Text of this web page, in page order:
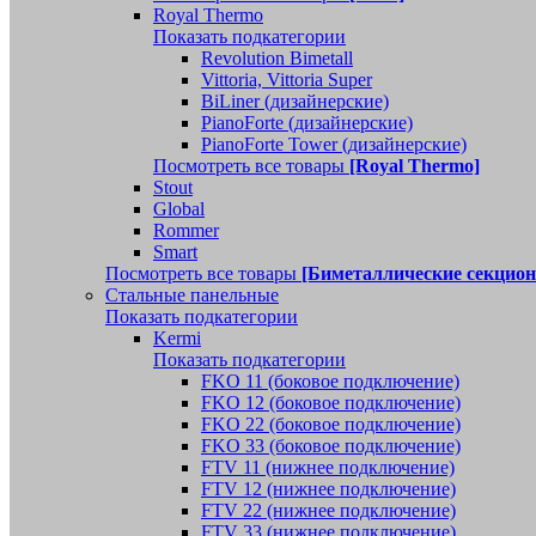
Royal Thermo
Показать подкатегории
Revolution Bimetall
Vittoria, Vittoria Super
BiLiner (дизайнерские)
PianoForte (дизайнерские)
PianoForte Tower (дизайнерские)
Посмотреть все товары [Royal Thermo]
Stout
Global
Rommer
Smart
Посмотреть все товары [Биметаллические
Стальные панельные
Показать подкатегории
Kermi
Показать подкатегории
FKO 11 (боковое подключение)
FKO 12 (боковое подключение)
FKO 22 (боковое подключение)
FKO 33 (боковое подключение)
FTV 11 (нижнее подключение)
FTV 12 (нижнее подключение)
FTV 22 (нижнее подключение)
FTV 33 (нижнее подключение)